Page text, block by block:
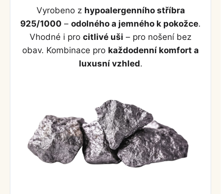
Vyrobeno z hypoalergenního stříbra
925/1000 – odolného a jemného k pokožce.
Vhodné i pro citlivé uši – pro nošení bez
obav. Kombinace pro každodenní komfort a
luxusní vzhled.